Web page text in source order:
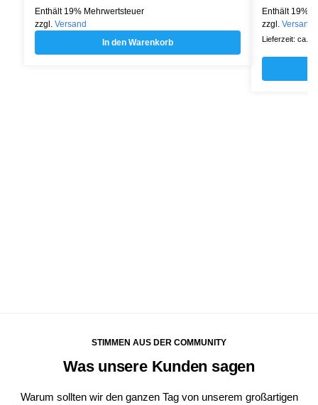
Enthält 19% Mehrwertsteuer
zzgl. Versand
In den Warenkorb
Enthält 19%
zzgl. Versand
Lieferzeit: ca.
STIMMEN AUS DER COMMUNITY
Was unsere Kunden sagen
Warum sollten wir den ganzen Tag von unserem großartigen